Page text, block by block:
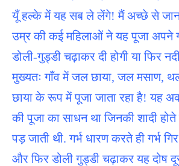
यूँ हल्के में यह सब ले लेंगे! मैं अच्छे से
उम्र की कई महिलाओं ने यह पूजा अपने
डोली-गुड्डी चढ़ाकर दी होगी या फिर
मुख्यतः गाँव में जल छाया, जल मसाण,
छाया के रूप में पूजा जाता रहा है! यह
की पूजा का साधन था जिनकी शादी होते
पड़ जाती थी. गर्भ धारण करते ही गर्भ
और फिर डोली गुड्डी चढ़ाकर यह दोष